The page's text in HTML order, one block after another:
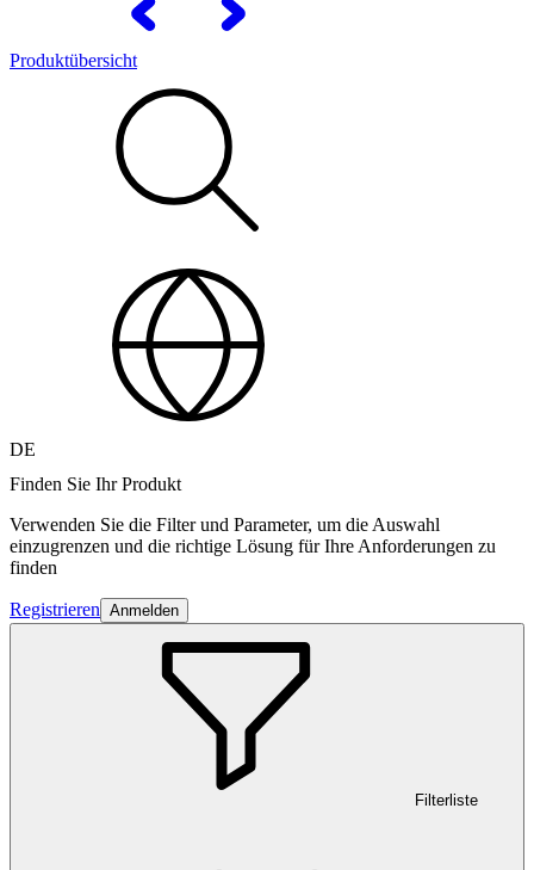
Produktübersicht
DE
Finden Sie Ihr Produkt
Verwenden Sie die Filter und Parameter, um die Auswahl
einzugrenzen und die richtige Lösung für Ihre Anforderungen zu
finden
Registrieren Anmelden
Filterliste